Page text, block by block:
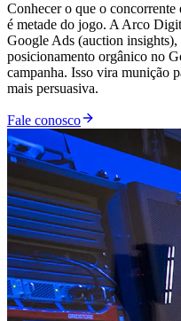
Conhecer o que o
é metade do jogo. A Arco
Google Ads (auction
posicionamento orgânico no
campanha. Isso vira munição
mais persuasiva.
Fale conosco